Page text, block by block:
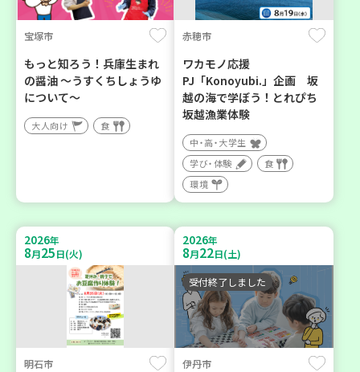
宝塚市
もっと知ろう！兵庫生まれ
の醤油 ～うすくちしょうゆ
について～
大人向け 食
赤穂市
ワカモノ応援
PJ「Konoyubi.」企画 坂
越の海で学ぼう！とれぴち
坂越漁業体験
中・高・大学生
学び・体験
食
環境
2026年
8月25日(火)
明石市
2026年
8月22日(土)
受付終了しました
伊丹市